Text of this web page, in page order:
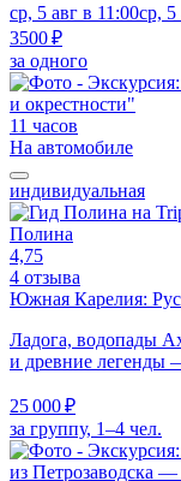
ср, 5 авг в 11:00ср, 5
3500 ₽
за одного
11 часов
На автомобиле
индивидуальная
Полина
4,75
4 отзыва
Южная Карелия:
Ладога, водопады
и древние легенды
25 000 ₽
за группу, 1–4 чел.